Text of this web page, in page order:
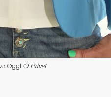
Öggl © Privat